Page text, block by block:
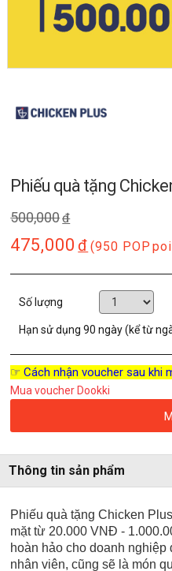
Phiếu quà tặng
500,000đ
475,000 đ (950 POP
Số lượng
Hạn sử dụng90 ngày (kể từ
☞ Cách nhận voucher sau khi
Mua voucher Dookki
Thông tin sản phẩm
Phiếu quà tặng Chicken
mặt từ 20.000 VNĐ -
hoàn hảo cho doanh
nhân viên, cũng sẽ là món